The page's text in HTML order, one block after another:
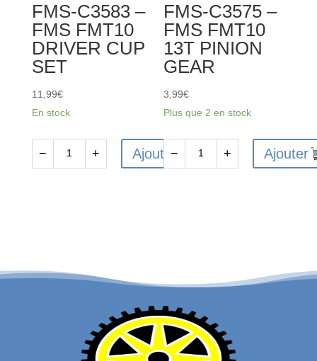
SET
FMS-C3583 –
FMS FMT10
DRIVER CUP
SET
11,99€
En stock
FMT10
− + Ajouter
FMS-C3575 –
FMS FMT10
13T PINION
GEAR
3,99€
Plus que 2 en stock
13T
PINION
GEAR
− + Ajouter